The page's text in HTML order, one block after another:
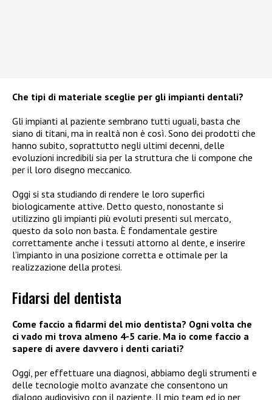
Che tipi di materiale sceglie per gli impianti dentali?
Gli impianti al paziente sembrano tutti uguali, basta che
siano di titani, ma in realtà non è così. Sono dei prodotti che
hanno subito, soprattutto negli ultimi decenni, delle
evoluzioni incredibili sia per la struttura che li compone che
per il loro disegno meccanico.
Oggi si sta studiando di rendere le loro superfici
biologicamente attive. Detto questo, nonostante si
utilizzino gli impianti più evoluti presenti sul mercato,
questo da solo non basta. È fondamentale gestire
correttamente anche i tessuti attorno al dente, e inserire
l’impianto in una posizione corretta e ottimale per la
realizzazione della protesi.
Fidarsi del dentista
Come faccio a fidarmi del mio dentista? Ogni volta che
ci vado mi trova almeno 4-5 carie. Ma io come faccio a
sapere di avere davvero i denti cariati?
Oggi, per effettuare una diagnosi, abbiamo degli strumenti e
delle tecnologie molto avanzate che consentono un
dialogo audiovisivo con il paziente. Il mio team ed io per